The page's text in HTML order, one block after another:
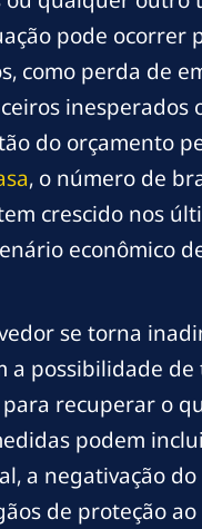
pode ocorrer
como perda de
inesperados
do orçamento
, o número de
crescido nos
econômico
se torna
a possibilidade
recuperar o
podem
a negativação
de proteção ao